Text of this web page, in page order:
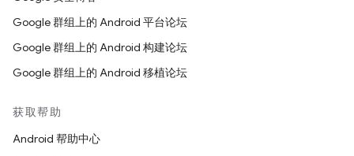
Google 群组上的 Android 平台论坛
Google 群组上的 Android 构建论坛
Google 群组上的 Android 移植论坛
获取帮助
Android 帮助中心